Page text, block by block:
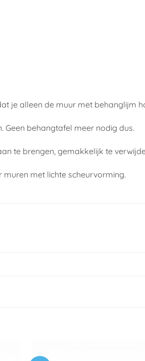
je alleen de muur met behanglijm
Geen behangtafel meer nodig dus.
te brengen, gemakkelijk te
met lichte scheurvorming.